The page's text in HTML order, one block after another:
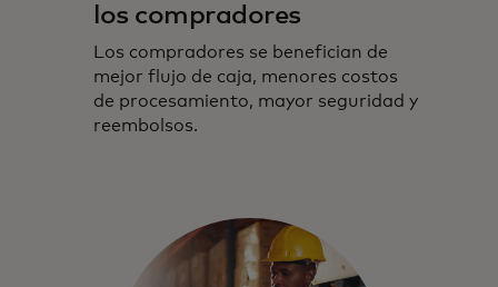
los compradores
Los compradores se benefician de
mejor flujo de caja, menores costos
de procesamiento, mayor seguridad y
reembolsos.